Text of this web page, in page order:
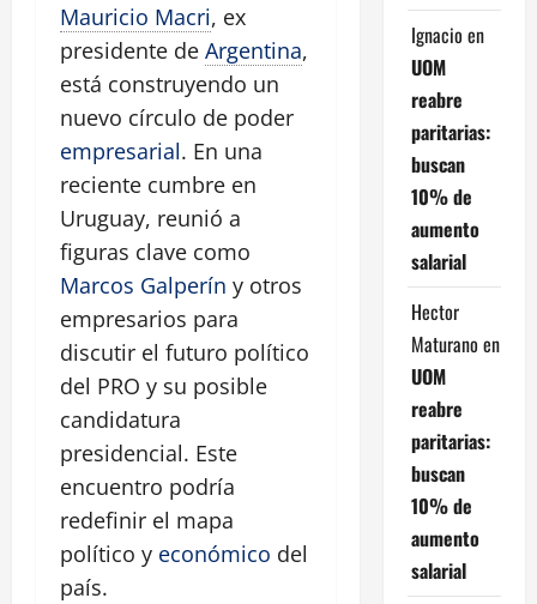
Mauricio Macri, ex
presidente de Argentina,
está construyendo un
nuevo círculo de poder
empresarial. En una
reciente cumbre en
Uruguay, reunió a
figuras clave como
Marcos Galperín y otros
empresarios para
discutir el futuro político
del PRO y su posible
candidatura
presidencial. Este
encuentro podría
redefinir el mapa
político y económico del
país.
Ignacio en
UOM
reabre
paritarias:
buscan
10% de
aumento
salarial
Hector
Maturano en
UOM
reabre
paritarias:
buscan
10% de
aumento
salarial